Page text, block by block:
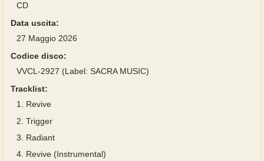
CD
Data uscita:
27 Maggio 2026
Codice disco:
VVCL-2927 (Label: SACRA MUSIC)
Tracklist:
1.
Revive
2. Trigger
3.
Radiant
4. Revive (Instrumental)